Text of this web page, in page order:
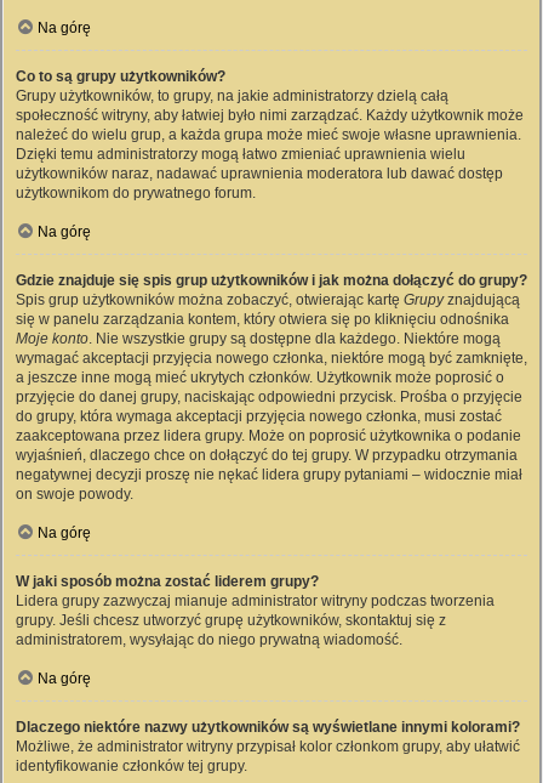
Na górę
Co to są grupy użytkowników?
Grupy użytkowników, to grupy, na jakie administratorzy dzielą całą
społeczność witryny, aby łatwiej było nimi zarządzać. Każdy użytkownik może
należeć do wielu grup, a każda grupa może mieć swoje własne uprawnienia.
Dzięki temu administratorzy mogą łatwo zmieniać uprawnienia wielu
użytkowników naraz, nadawać uprawnienia moderatora lub dawać dostęp
użytkownikom do prywatnego forum.
Na górę
Gdzie znajduje się spis grup użytkowników i jak można dołączyć do grupy?
Spis grup użytkowników można zobaczyć, otwierając kartę Grupyznajdującą
się w panelu zarządzania kontem, który otwiera się po kliknięciu odnośnika
Moje konto. Nie wszystkie grupy są dostępne dla każdego. Niektóre mogą
wymagać akceptacji przyjęcia nowego członka, niektóre mogą być zamknięte,
a jeszcze inne mogą mieć ukrytych członków. Użytkownik może poprosić o
przyjęcie do danej grupy, naciskając odpowiedni przycisk. Prośba o przyjęcie
do grupy, która wymaga akceptacji przyjęcia nowego członka, musi zostać
zaakceptowana przez lidera grupy. Może on poprosić użytkownika o podanie
wyjaśnień, dlaczego chce on dołączyć do tej grupy. W przypadku otrzymania
negatywnej decyzji proszę nie nękać lidera grupy pytaniami – widocznie miał
on swoje powody.
Na górę
W jaki sposób można zostać liderem grupy?
Lidera grupy zazwyczaj mianuje administrator witryny podczas tworzenia
grupy. Jeśli chcesz utworzyć grupę użytkowników, skontaktuj się z
administratorem, wysyłając do niego prywatną wiadomość.
Na górę
Dlaczego niektóre nazwy użytkowników są wyświetlane innymi kolorami?
Możliwe, że administrator witryny przypisał kolor członkom grupy, aby ułatwić
identyfikowanie członków tej grupy.